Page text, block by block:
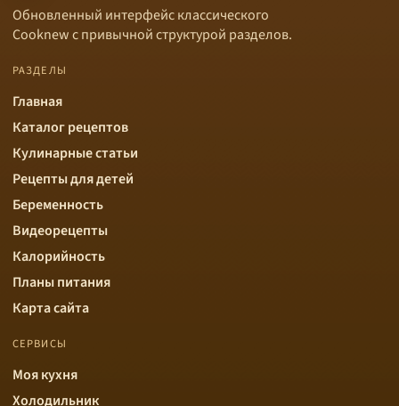
Обновленный интерфейс классического
Cooknew с привычной структурой разделов.
РАЗДЕЛЫ
Главная
Каталог рецептов
Кулинарные статьи
Рецепты для детей
Беременность
Видеорецепты
Калорийность
Планы питания
Карта сайта
СЕРВИСЫ
Моя кухня
Холодильник